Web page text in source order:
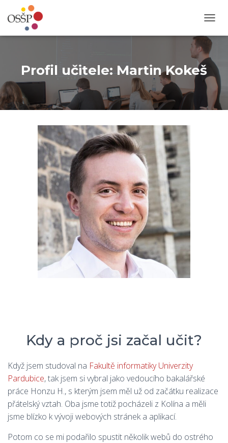
Ř
E
P
N
O
A
Profil učitele: Martin Kokeš
Kdy a proč jsi začal učit?
Když jsem studoval na Fakultě informatiky Univerzity
Pardubice, tak jsem si vybral jako vedoucího bakalářské
práce Honzu H., s kterým jsem měl už od začátku realizace
přátelský vztah. Oba jsme totiž pocházeli z Kolína a měli
jsme blízko k vývoji webových stránek a aplikací.
Potom co se mi podařilo spustit několik webů do ostrého